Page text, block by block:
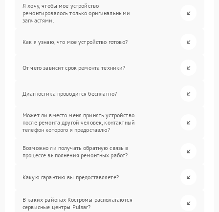
Я хочу, чтобы мое устройство
ремонтировалось только оригинальными
запчастями.
Как я узнаю, что мое устройство готово?
От чего зависит срок ремонта техники?
Диагностика проводится бесплатно?
Может ли вместо меня принять устройство
после ремонта другой человек, контактный
телефон которого я предоставлю?
Возможно ли получать обратную связь в
процессе выполнения ремонтных работ?
Какую гарантию вы предоставляете?
В каких районах Костромы располагаются
сервисные центры Pulsar?